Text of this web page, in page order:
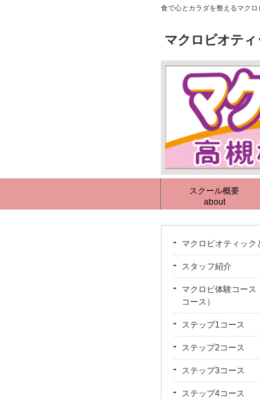
食で心とカラダを整えるマク
マクロビオテ
スクール概要
about
マクロビオティック
スタッフ紹介
マクロビ体験コース
コース）
ステップ1コース
ステップ2コース
ステップ3コース
ステップ4コース